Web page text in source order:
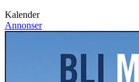
Kalender
Annonser